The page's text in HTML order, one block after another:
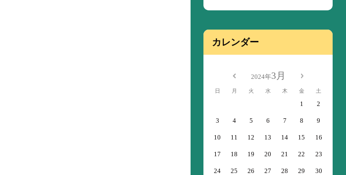
カレンダー
2024年3月
日 月 火 水 木 金 土
1 2
3 4 5 6 7 8 9
10 11 12 13 14 15 16
17 18 19 20 21 22 23
24 25 26 27 28 29 30